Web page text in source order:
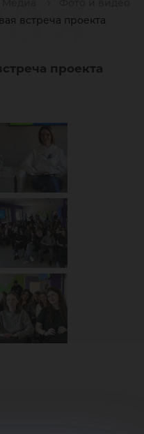
встреча проекта
проекта